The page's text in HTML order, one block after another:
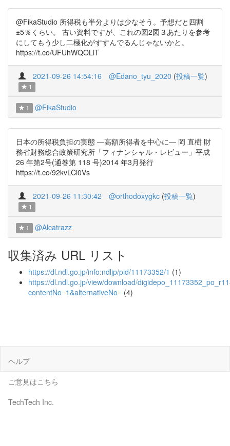
@FikaStudio 所得税も半分よりは少なそう。予想だと四割
±5％くらい。 古い資料ですが、これの図2図３あたりを参考
にしてもう少し二極化がすすんでるんじゃないかと。
https://t.co/UFUhWQOLlT
2021-09-26 14:54:16 @Edano_tyu_2020 (投稿一覧)
1
1 @FikaStudio
日本の所得税負担の実態 ―高額所得者を中心に― 岡 直樹 財
務省財務総合政策研究所「フィナンシャル・レビュー」平成
26 年第2号(通巻第 118 号)2014 年3月発行
https://t.co/92kvLCi0Vs
2021-09-26 11:30:42 @orthodoxygkc (投稿一覧)
1
1 @Alcatrazz
収集済み URL リスト
https://dl.ndl.go.jp/info:ndljp/pid/11173352/1 (1)
https://dl.ndl.go.jp/view/download/
contentNo=1&alternativeNo= (4)
ヘルプ
ご意見はこちら
TechTech Inc.